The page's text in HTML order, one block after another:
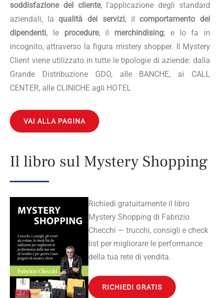
soddisfazione del cliente, l’applicazione degli standard
aziendali, laqualità dei servizi, ilcomportamento dei
dipendenti, le procedure, il merchindising; e lo fa in
incognito, attraverso la figura mistery shopper. Il Mystery
Client viene utilizzato in tutte le tipologie di aziende: dalla
Grande Distribuzione GDO, alle BANCHE, ai CALL
CENTER, alle CLINICHE agli HOTEL
VAI ALLA PAGINA
Il libro sul Mystery Shopping
Richiedi gratuitamente il libro
Mystery Shopping di Fabrizio
Checchi — trucchi, consigli e check
list per migliorare le performance
della tua rete di vendita.
RICHIEDI GRATIS